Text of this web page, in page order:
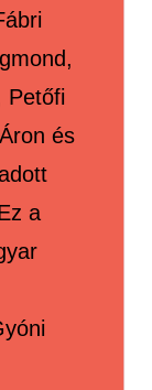
Petőfi
és
a